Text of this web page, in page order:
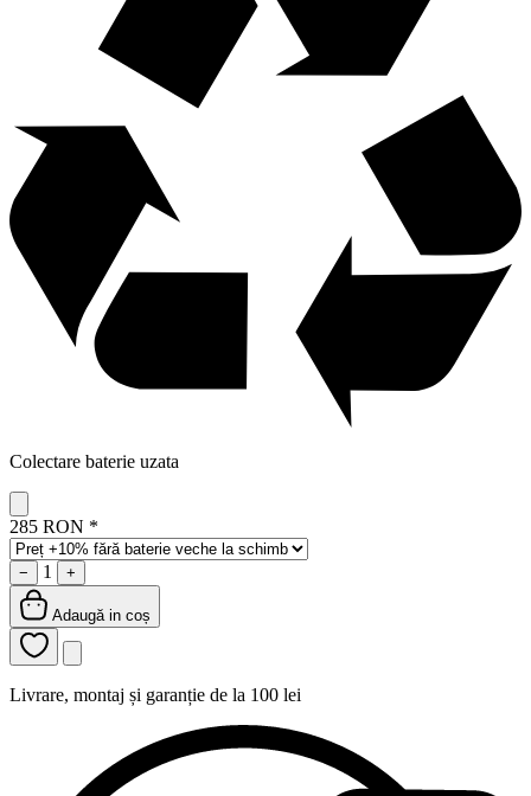
Colectare baterie uzata
285 RON *
− 1 +
Adaugă in coș
Livrare, montaj și garanție de la 100 lei